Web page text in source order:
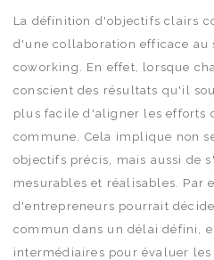
La définition d'objectifs clairs
d'une collaboration efficace au
coworking. En effet, lorsque
conscient des résultats qu'il
plus facile d'aligner les efforts
commune. Cela implique non
objectifs précis, mais aussi de
mesurables et réalisables. Par
d'entrepreneurs pourrait
commun dans un délai défini,
intermédiaires pour évaluer